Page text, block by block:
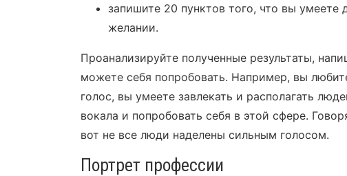
запишите 20 пунктов того, что вы
желании.
Проанализируйте полученные результаты,
можете себя попробовать. Например, вы
голос, вы умеете завлекать и располагать
вокала и попробовать себя в этой сфере.
вот не все люди наделены сильным голосом.
Портрет профессии